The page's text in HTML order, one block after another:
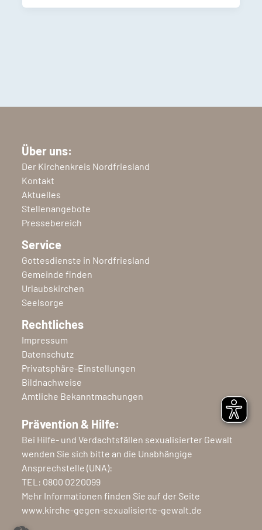
Über uns:
Der Kirchenkreis Nordfriesland
Kontakt
Aktuelles
Stellenangebote
Pressebereich
Service
Gottesdienste in Nordfriesland
Gemeinde finden
Urlaubskirchen
Seelsorge
Rechtliches
Impressum
Datenschutz
Privatsphäre-Einstellungen
Bildnachweise
Amtliche Bekanntmachungen
Prävention & Hilfe:
Bei Hilfe- und Verdachtsfällen sexualisierter Gewalt
wenden Sie sich bitte an die Unabhängige
Ansprechstelle (UNA):
TEL: 0800 0220099
Mehr Informationen finden Sie auf der Seite
www.kirche-gegen-sexualisierte-gewalt.de